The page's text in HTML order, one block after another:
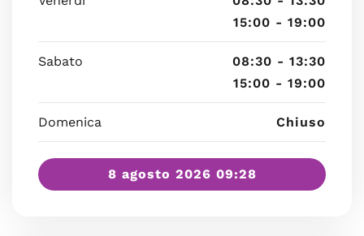
15:00 - 19:00
Sabato
08:30 - 13:30
15:00 - 19:00
Domenica Chiuso
8 agosto 2026 09:28